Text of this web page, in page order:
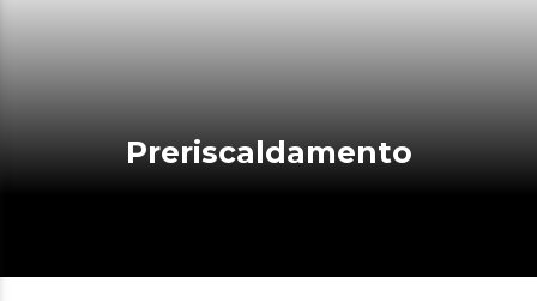
Preriscaldamento